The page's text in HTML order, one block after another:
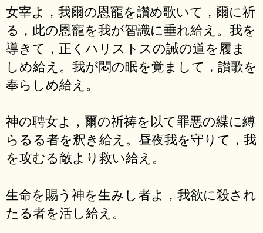
女宰よ，我爾の恩寵を讃め歌いて，爾に祈
る，此の恩寵を我が智識に垂れ給え。我を
導きて，正くハリストスの誡の道を履ま
しめ給え。我が悶の眠を覚まして，讃歌を
奉らしめ給え。
神の聘女よ，爾の祈祷を以て罪悪の緤に縛
らるる者を釈き給え。昼夜我を守りて，我
を攻むる敵より救い給え。
生命を賜う神を生みし者よ，我欲に殺され
たる者を活し給え。